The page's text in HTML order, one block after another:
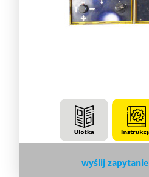
wyślij zapytanie